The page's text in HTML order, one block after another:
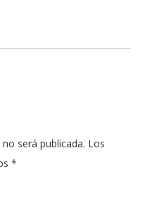
será publicada. Los
*